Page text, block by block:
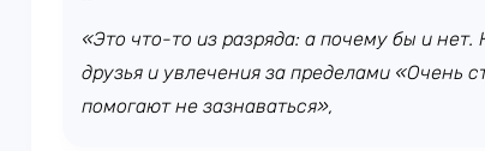
«Это что-то из разряда: а почему бы и
друзья и увлечения за пределами «Очень
помогают не зазнаваться»,